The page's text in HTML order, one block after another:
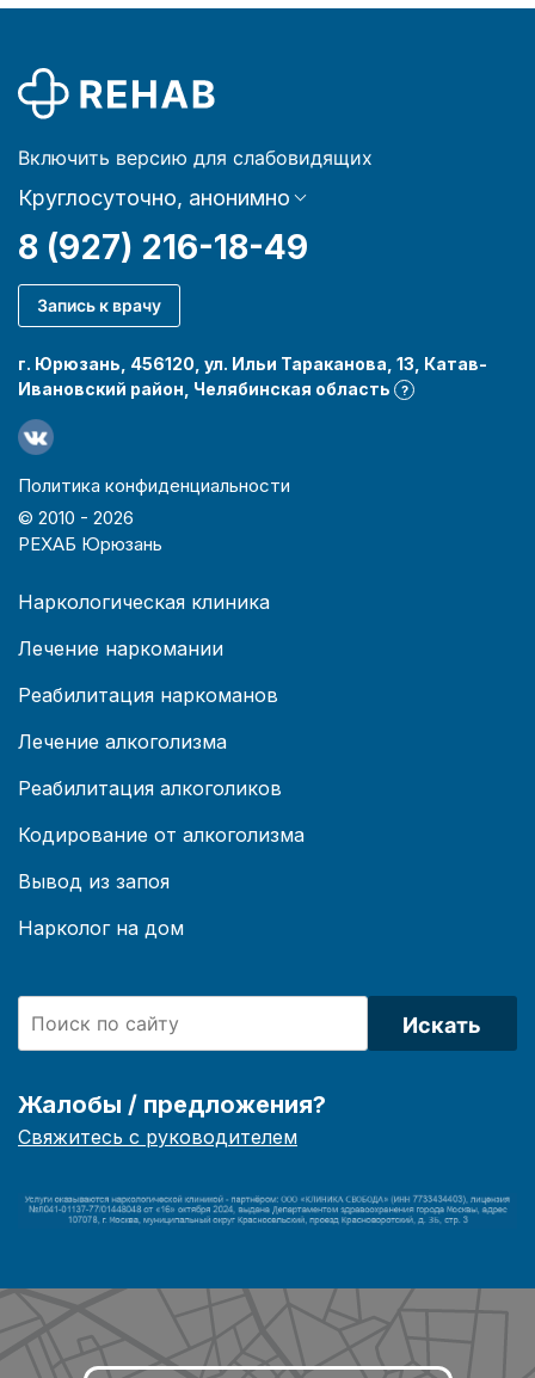
Включить версию для слабовидящих
Круглосуточно, анонимно
8 (927) 216-18-49
Запись к врачу
г. Юрюзань, 456120, ул. Ильи Тараканова, 13, Катав-
Ивановский район, Челябинская область
?
Политика конфиденциальности
© 2010 - 2026
РЕХАБ Юрюзань
Наркологическая клиника
Лечение наркомании
Реабилитация наркоманов
Лечение алкоголизма
Реабилитация алкоголиков
Кодирование от алкоголизма
Вывод из запоя
Нарколог на дом
Искать
Жалобы / предложения?
Свяжитесь с руководителем